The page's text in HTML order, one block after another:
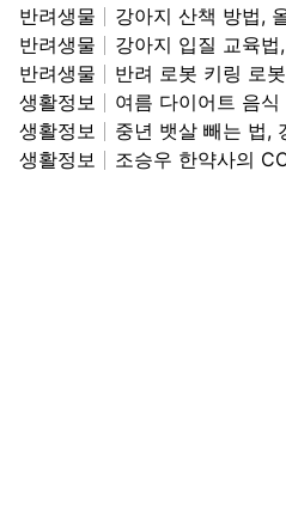
반려생물
강아지 산책 방법, 올바른 핸들링 워킹
반려생물
강아지 입질 교육법, 강아지 무는 버릇 고치는
반려생물
반려 로봇 키링 로봇 AI 로봇 정보, 반
생활정보
여름 다이어트 음식 우묵가사리 냉국 만드는 방법, 우묵가사리 냉국
생활정보
중년 뱃살 빼는 법, 갱년기 중년 뱃살 복부 지
생활정보 조승우 한약사의 CCA 까 주스 레시피, CCA 까